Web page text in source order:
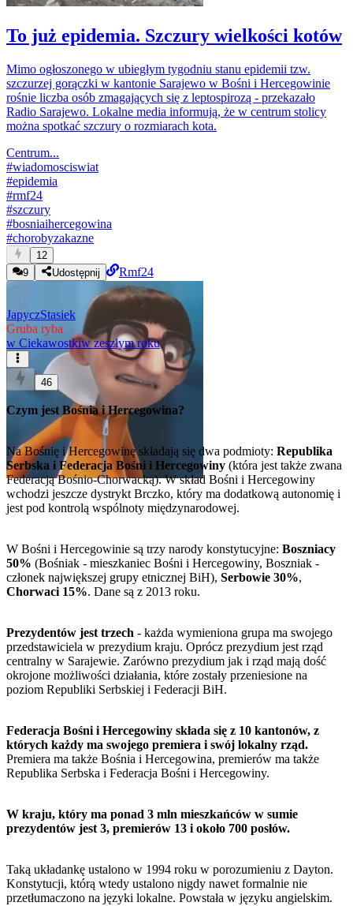
To już epidemia. Szczury wielkości kotów
Mimo ogłoszonego w ubiegłym tygodniu stanu epidemii tzw.
szczurzej gorączki w kantonie Sarajewo w Bośni i Hercegowinie
rośnie liczba osób zmagających się z leptospirozą - przekazało
Radio Sarajewo. Lokalne media informują, że w centrum stolicy
można spotkać szczury o rozmiarach kota.
Centrum...
#wiadomosciswiat
#epidemia
#rmf24
#szczury
#bosniaihercegowina
#chorobyzakazne
12
9
Udostępnij Rmf24
JapyczStasiek
Gruba ryba
w Ciekawostkiw zeszłym roku
46
Czym jest Bośnia i Hercegowina?
Na Bośnię i Hercegowinę składają się dwa podmioty: Republika
Serbska i Federacja Bośni i Hercegowiny (która jest także zwana
Federacją Bośnio-Chorwacką). W skład Bośni i Hercegowiny
wchodzi jeszcze dystrykt Brczko, który ma dodatkową autonomię i
jest pod kontrolą wspólnoty międzynarodowej.
W Bośni i Hercegowinie są trzy narody konstytucyjne: Boszniacy
50% (Bośniak - mieszkaniec Bośni i Hercegowiny, Boszniak -
członek największej grupy etnicznej BiH), Serbowie 30%,
Chorwaci 15%. Dane są z 2013 roku.
Prezydentów jest trzech - każda wymieniona grupa ma swojego
przedstawiciela w prezydium kraju. Oprócz prezydium jest rząd
centralny w Sarajewie. Zarówno prezydium jak i rząd mają dość
okrojone możliwości działania, które zostały przeniesione na
poziom Republiki Serbskiej i Federacji BiH.
Federacja Bośni i Hercegowiny składa się z 10 kantonów, z
których każdy ma swojego premiera i swój lokalny rząd.
Premiera ma także Bośnia i Hercegowina, premierów ma także
Republika Serbska i Federacja Bośni i Hercegowiny.
W kraju, który ma ponad 3 mln mieszkańców w sumie
prezydentów jest 3, premierów 13 i około 700 posłów.
Taką układankę ustalono w 1994 roku w porozumieniu z Dayton.
Konstytucji, którą wtedy ustalono nigdy nawet formalnie nie
przetłumaczono na języki lokalne. Powstała w języku angielskim.